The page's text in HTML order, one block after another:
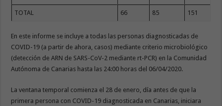
TOTAL 66 85 151
En este informe se incluye a todas las personas diagnosticadas de
COVID-19 (a partir de ahora, casos) mediante criterio microbiológico
(detección de ARN de SARS-CoV-2 mediante rt-PCR) en la Comunidad
Autónoma de Canarias hasta las 24:00 horas del 06/04/2020.
La ventana temporal comienza el 28 de enero, día antes de que la
primera persona con COVID-19 diagnosticada en Canarias, iniciara